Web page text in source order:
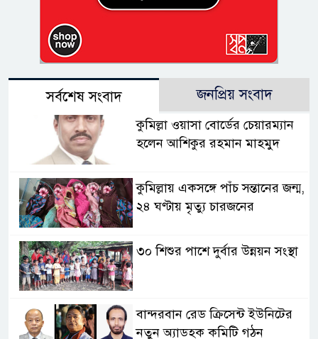
সর্বশেষ সংবাদ জনপ্রিয় সংবাদ
কুমিল্লা ওয়াসা বোর্ডের চেয়ারম্যান
হলেন আশিকুর রহমান মাহমুদ
কুমিল্লায় একসঙ্গে পাঁচ সন্তানের জন্ম,
২৪ ঘণ্টায় মৃত্যু চারজনের
৩০ শিশুর পাশে দুর্বার উন্নয়ন সংস্থা
বান্দরবান রেড ক্রিসেন্ট ইউনিটের
নতুন অ্যাডহক কমিটি গঠন